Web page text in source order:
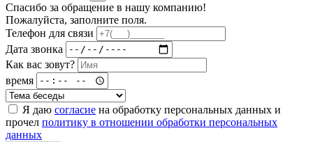
Спасибо за обращение в нашу компанию!
Пожалуйста, заполните поля.
Телефон для связи
Дата звонка
Как вас зовут?
время
Я даю согласие на обработку персональных данных и
прочел политику в отношении обработки персональных
данных